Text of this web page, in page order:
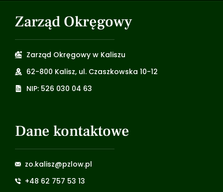
Zarząd Okręgowy
Zarząd Okręgowy w Kaliszu
62-800 Kalisz, ul. Czaszkowska 10-12
NIP: 526 030 04 63
Dane kontaktowe
zo.kalisz@pzlow.pl
+48 62 757 53 13